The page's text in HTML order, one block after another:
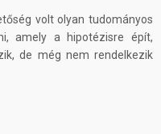
volt olyan tudományos
amely a hipotézisre épít,
de még nem rendelkezik